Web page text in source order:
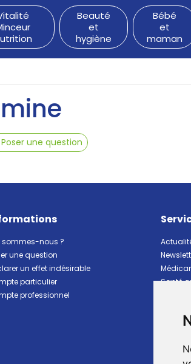
Beauté
et
hygiène
Bébé
et
maman
Poser une question
sommes-nous ?
une question
un effet indésirable
particulier
professionnel
Santé
Bébé